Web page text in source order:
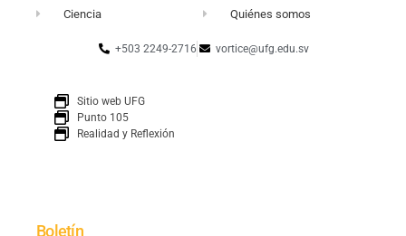
Ciencia Quiénes somos
+503 2249-2716 vortice@ufg.edu.sv
Sitio web UFG
Punto 105
Realidad y Reflexión
Boletín